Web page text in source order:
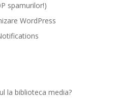
spamurilor!)
WordPress
la biblioteca media?